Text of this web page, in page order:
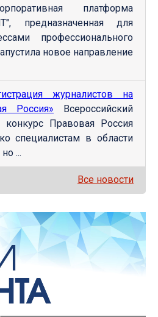
платформа
предназначенная для
профессионального
новое направление
журналистов на
Россия» Всероссийский
конкурс Правовая Россия
специалистам в области
...
Все новости